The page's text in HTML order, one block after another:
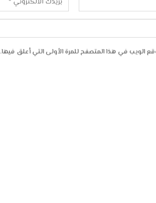
الويب في هذا المتصفح للمرة الأولى التي أعلق فيها.